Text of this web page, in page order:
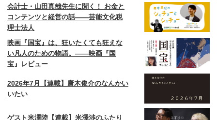
会計士・山田真哉先生に聞く！ お金と
コンテンツと経営の話——芸能文化税
理士法人
映画『国宝』は、狂いたくても狂えな
い凡人のための物語。——映画『国
宝』レビュー
2026年7月【連載】唐木俊介のなんかい
いたい
ゲスト米澤陸【連載】米澤渉のふたり